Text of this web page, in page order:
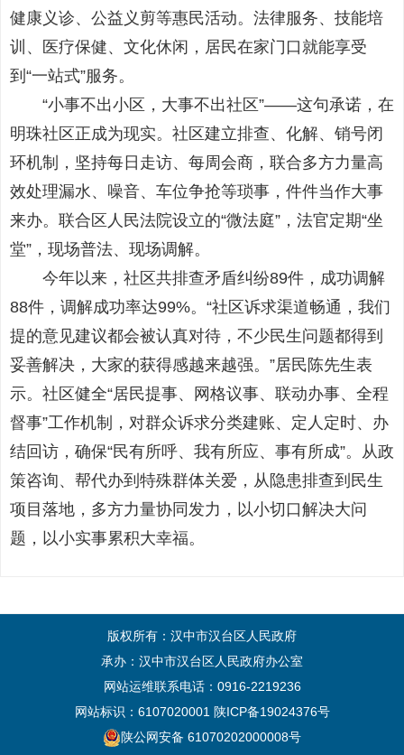
健康义诊、公益义剪等惠民活动。法律服务、技能培
训、医疗保健、文化休闲，居民在家门口就能享受
到“一站式”服务。
“小事不出小区，大事不出社区”——这句承诺，在
明珠社区正成为现实。社区建立排查、化解、销号闭
环机制，坚持每日走访、每周会商，联合多方力量高
效处理漏水、噪音、车位争抢等琐事，件件当作大事
来办。联合区人民法院设立的“微法庭”，法官定期“坐
堂”，现场普法、现场调解。
今年以来，社区共排查矛盾纠纷89件，成功调解
88件，调解成功率达99%。“社区诉求渠道畅通，我们
提的意见建议都会被认真对待，不少民生问题都得到
妥善解决，大家的获得感越来越强。”居民陈先生表
示。社区健全“居民提事、网格议事、联动办事、全程
督事”工作机制，对群众诉求分类建账、定人定时、办
结回访，确保“民有所呼、我有所应、事有所成”。从政
策咨询、帮代办到特殊群体关爱，从隐患排查到民生
项目落地，多方力量协同发力，以小切口解决大问
题，以小实事累积大幸福。
版权所有：汉中市汉台区人民政府
承办：汉中市汉台区人民政府办公室
网站运维联系电话：0916-2219236
网站标识：6107020001 陕ICP备19024376号
陕公网安备 61070202000008号